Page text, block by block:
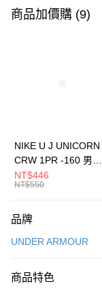
信用卡一次付款
元大商業銀行
台灣樂天信用卡公司
全盈+PAY
AFTEE先享後付
【關於「AFTEE先享後
便利好安心！
３．安心：先確認商品
運送方式
每筆NT$100，滿
商品加價購 (9)
NIKE U J UNICORN
CRW 1PR -160 男女
中統襪 FZ3393100
NT$446
NT$550
品牌
UNDER ARMOUR
商品特色